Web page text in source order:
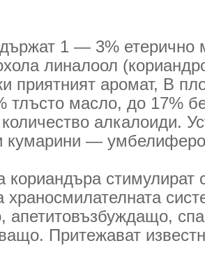
1 — 3% етерично
линалоол
приятният аромат, В
масло, до 17%
алкалоиди.
кумарини —
кориандъра стимулират
храносмилателната
апетитовъзбуждащо,
Притежават